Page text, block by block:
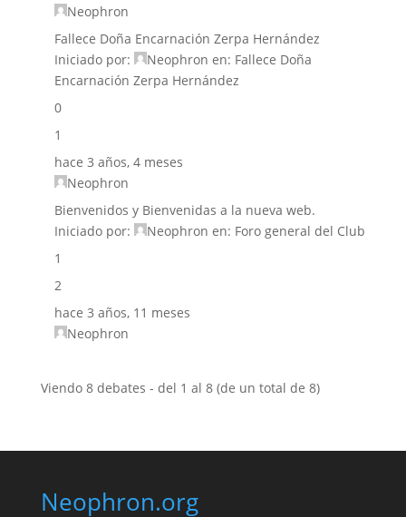
Neophron
Fallece Doña Encarnación Zerpa Hernández
Iniciado por:
Neophron en: Fallece Doña
Encarnación Zerpa Hernández
0
1
hace 3 años, 4 meses
Neophron
Bienvenidos y Bienvenidas a la nueva web.
Iniciado por:
Neophron en: Foro general del Club
1
2
hace 3 años, 11 meses
Neophron
Viendo 8 debates - del 1 al 8 (de un total de 8)
Neophron.org